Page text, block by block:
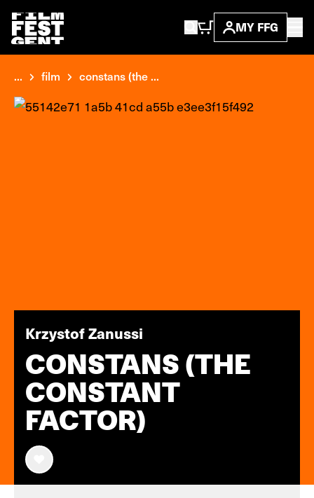
MY FFG
... film constans (the ...
Krzystof Zanussi
CONSTANS (THE
CONSTANT
FACTOR)